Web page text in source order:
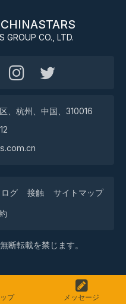
GROUP CO., LTD.
、杭州、中国、310016
グ 接触 サイトマップ
断転載を禁じます。
プ メッセージ